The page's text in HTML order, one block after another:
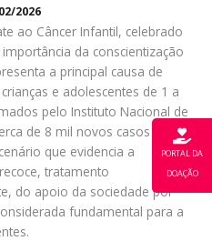
PORTAL DA
DOAÇÃO
2026
ao Câncer Infantil, celebrado
da conscientização
a principal causa de
e adolescentes de 1 a
pelo Instituto Nacional de
de 8 mil novos casos
que evidencia a
tratamento
do apoio da sociedade por
fundamental para a